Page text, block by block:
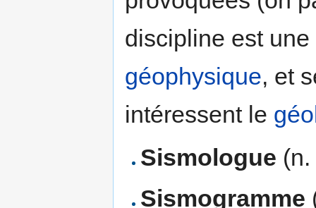
discipline est
géophysique, et
intéressent le
Sismologue
Sismogramme